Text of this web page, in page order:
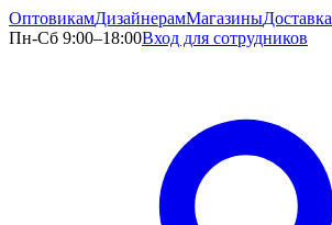
ОптовикамДизайнерамМагазиныДоставка
Пн-Сб 9:00–18:00Вход для сотрудников